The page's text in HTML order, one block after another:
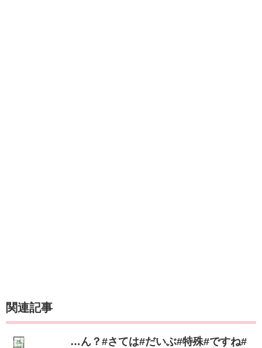
関連記事
…ん？#さては#だいぶ#特殊#ですね#